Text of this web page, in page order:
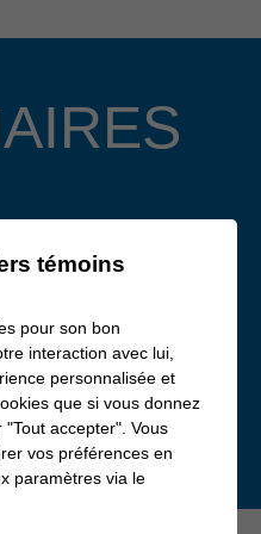
témoins
pour son bon
interaction avec lui,
personnalisée et
que si vous donnez
accepter". Vous
vos préférences en
paramètres via le